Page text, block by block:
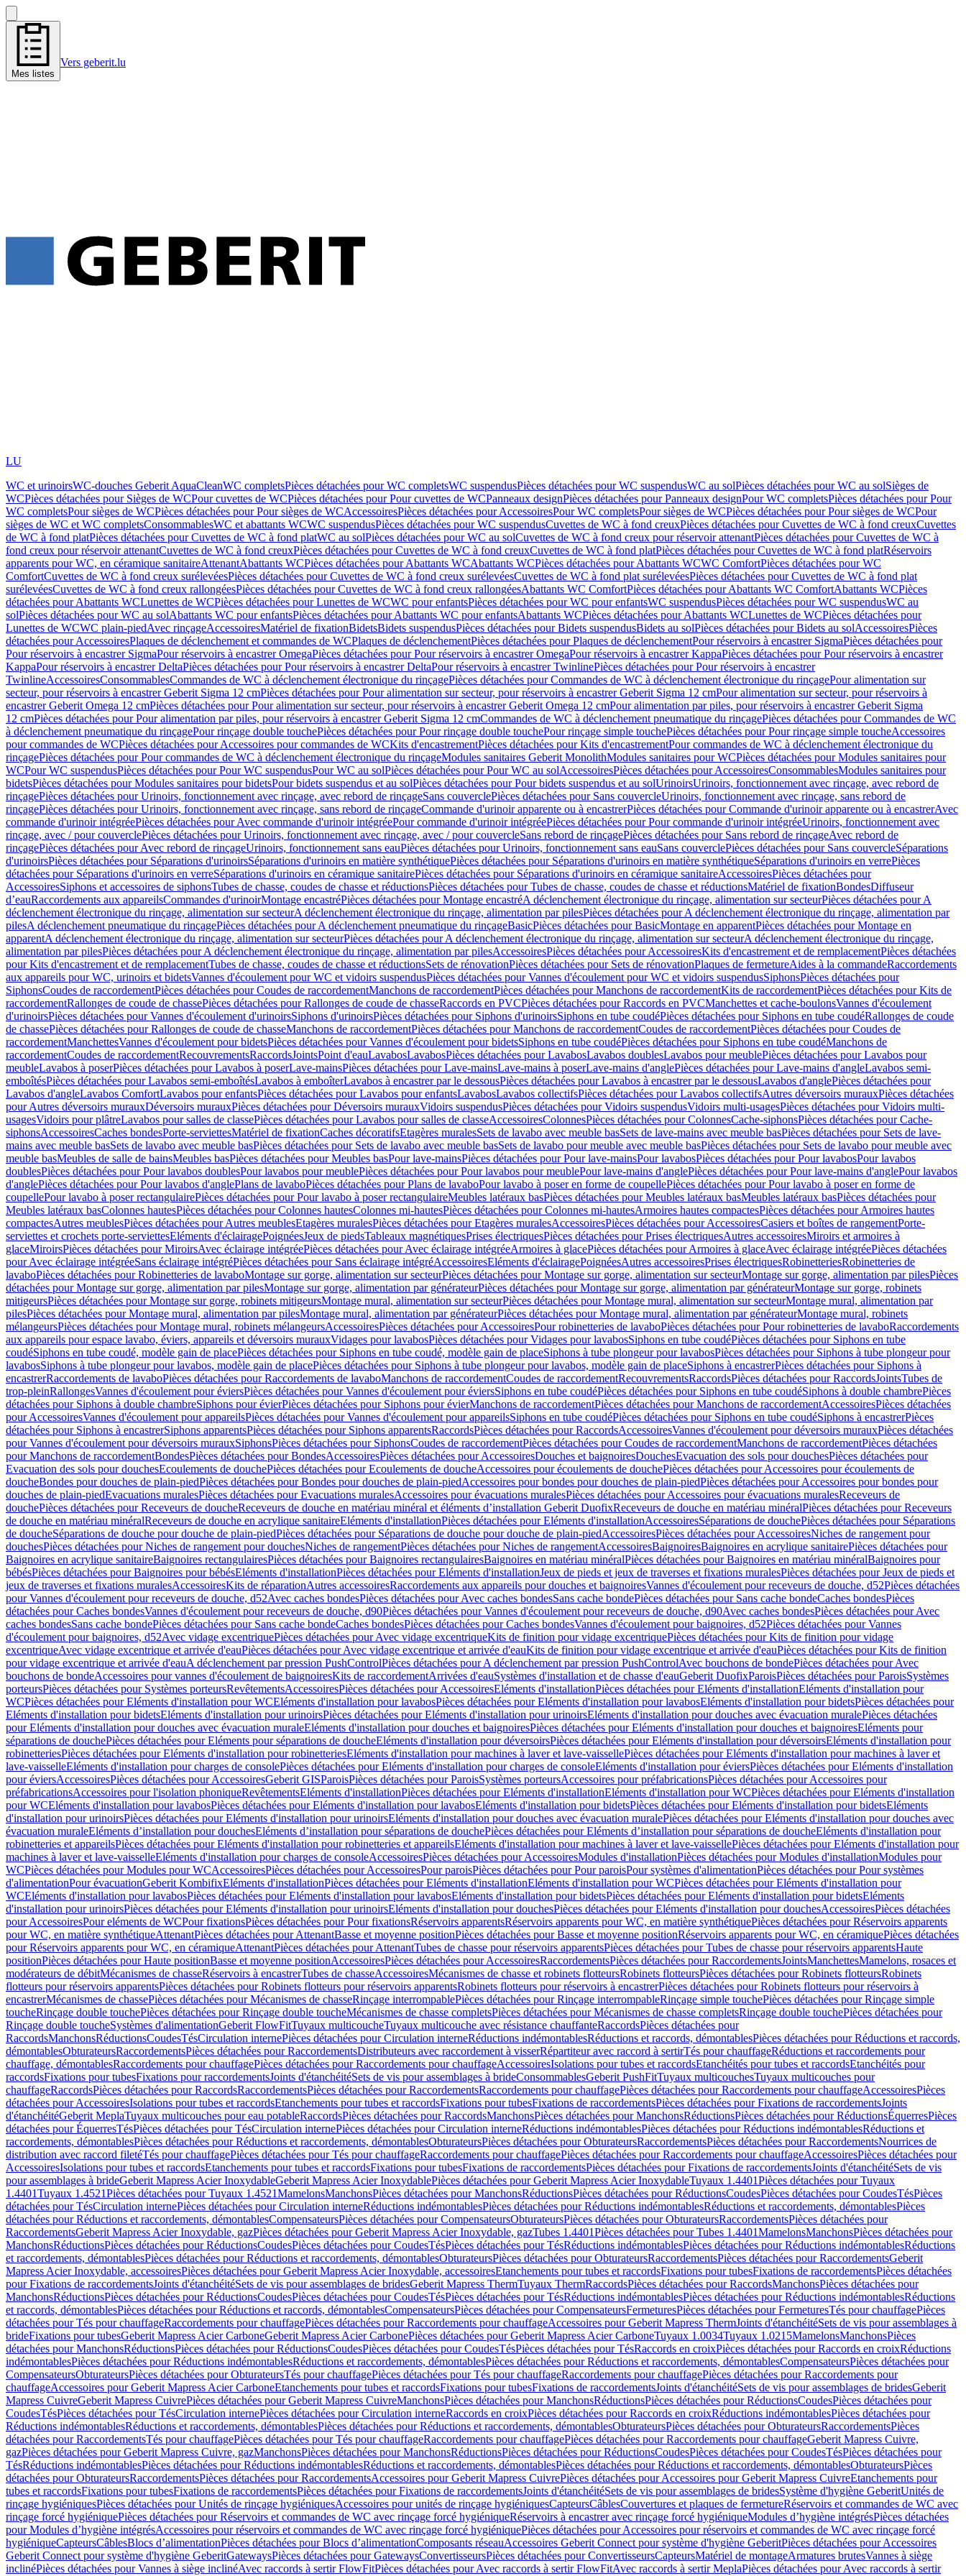
Mes listes
Vers geberit.lu
LU
WC et urinoirsWC-douches Geberit AquaCleanWC completsPièces détachées pour WC completsWC suspendusPièces détachées pour WC suspendusWC au solPièces détachées pour WC au solSièges de
WCPièces détachées pour Sièges de WCPour cuvettes de WCPièces détachées pour Pour cuvettes de WCPanneaux designPièces détachées pour Panneaux designPour WC completsPièces détachées pour Pour
WC completsPour sièges de WCPièces détachées pour Pour sièges de WCAccessoiresPièces détachées pour AccessoiresPour WC completsPour sièges de WCPièces détachées pour Pour sièges de WCPour
sièges de WC et WC completsConsommablesWC et abattants WCWC suspendusPièces détachées pour WC suspendusCuvettes de WC à fond creuxPièces détachées pour Cuvettes de WC à fond creuxCuvettes
de WC à fond platPièces détachées pour Cuvettes de WC à fond platWC au solPièces détachées pour WC au solCuvettes de WC à fond creux pour réservoir attenantPièces détachées pour Cuvettes de WC à
fond creux pour réservoir attenantCuvettes de WC à fond creuxPièces détachées pour Cuvettes de WC à fond creuxCuvettes de WC à fond platPièces détachées pour Cuvettes de WC à fond platRéservoirs
apparents pour WC, en céramique sanitaireAttenantAbattants WCPièces détachées pour Abattants WCAbattants WCPièces détachées pour Abattants WCWC ComfortPièces détachées pour WC
ComfortCuvettes de WC à fond creux surélevéesPièces détachées pour Cuvettes de WC à fond creux surélevéesCuvettes de WC à fond plat surélevéesPièces détachées pour Cuvettes de WC à fond plat
surélevéesCuvettes de WC à fond creux rallongéesPièces détachées pour Cuvettes de WC à fond creux rallongéesAbattants WC ComfortPièces détachées pour Abattants WC ComfortAbattants WCPièces
détachées pour Abattants WCLunettes de WCPièces détachées pour Lunettes de WCWC pour enfantsPièces détachées pour WC pour enfantsWC suspendusPièces détachées pour WC suspendusWC au
solPièces détachées pour WC au solAbattants WC pour enfantsPièces détachées pour Abattants WC pour enfantsAbattants WCPièces détachées pour Abattants WCLunettes de WCPièces détachées pour
Lunettes de WCWC plain-piedAvec rinçageAccessoiresMatériel de fixationBidetsBidets suspendusPièces détachées pour Bidets suspendusBidets au solPièces détachées pour Bidets au solAccessoiresPièces
détachées pour AccessoiresPlaques de déclenchement et commandes de WCPlaques de déclenchementPièces détachées pour Plaques de déclenchementPour réservoirs à encastrer SigmaPièces détachées pour
Pour réservoirs à encastrer SigmaPour réservoirs à encastrer OmegaPièces détachées pour Pour réservoirs à encastrer OmegaPour réservoirs à encastrer KappaPièces détachées pour Pour réservoirs à encastrer
KappaPour réservoirs à encastrer DeltaPièces détachées pour Pour réservoirs à encastrer DeltaPour réservoirs à encastrer TwinlinePièces détachées pour Pour réservoirs à encastrer
TwinlineAccessoiresConsommablesCommandes de WC à déclenchement électronique du rinçagePièces détachées pour Commandes de WC à déclenchement électronique du rinçagePour alimentation sur
secteur, pour réservoirs à encastrer Geberit Sigma 12 cmPièces détachées pour Pour alimentation sur secteur, pour réservoirs à encastrer Geberit Sigma 12 cmPour alimentation sur secteur, pour réservoirs à
encastrer Geberit Omega 12 cmPièces détachées pour Pour alimentation sur secteur, pour réservoirs à encastrer Geberit Omega 12 cmPour alimentation par piles, pour réservoirs à encastrer Geberit Sigma
12 cmPièces détachées pour Pour alimentation par piles, pour réservoirs à encastrer Geberit Sigma 12 cmCommandes de WC à déclenchement pneumatique du rinçagePièces détachées pour Commandes de WC
à déclenchement pneumatique du rinçagePour rinçage double touchePièces détachées pour Pour rinçage double touchePour rinçage simple touchePièces détachées pour Pour rinçage simple toucheAccessoires
pour commandes de WCPièces détachées pour Accessoires pour commandes de WCKits d'encastrementPièces détachées pour Kits d'encastrementPour commandes de WC à déclenchement électronique du
rinçagePièces détachées pour Pour commandes de WC à déclenchement électronique du rinçageModules sanitaires Geberit MonolithModules sanitaires pour WCPièces détachées pour Modules sanitaires pour
WCPour WC suspendusPièces détachées pour Pour WC suspendusPour WC au solPièces détachées pour Pour WC au solAccessoiresPièces détachées pour AccessoiresConsommablesModules sanitaires pour
bidetsPièces détachées pour Modules sanitaires pour bidetsPour bidets suspendus et au solPièces détachées pour Pour bidets suspendus et au solUrinoirsUrinoirs, fonctionnement avec rinçage, avec rebord de
rinçagePièces détachées pour Urinoirs, fonctionnement avec rinçage, avec rebord de rinçageSans couverclePièces détachées pour Sans couvercleUrinoirs, fonctionnement avec rinçage, sans rebord de
rinçagePièces détachées pour Urinoirs, fonctionnement avec rinçage, sans rebord de rinçageCommande d'urinoir apparente ou à encastrerPièces détachées pour Commande d'urinoir apparente ou à encastrerAvec
commande d'urinoir intégréePièces détachées pour Avec commande d'urinoir intégréePour commande d'urinoir intégréePièces détachées pour Pour commande d'urinoir intégréeUrinoirs, fonctionnement avec
rinçage, avec / pour couverclePièces détachées pour Urinoirs, fonctionnement avec rinçage, avec / pour couvercleSans rebord de rinçagePièces détachées pour Sans rebord de rinçageAvec rebord de
rinçagePièces détachées pour Avec rebord de rinçageUrinoirs, fonctionnement sans eauPièces détachées pour Urinoirs, fonctionnement sans eauSans couverclePièces détachées pour Sans couvercleSéparations
d'urinoirsPièces détachées pour Séparations d'urinoirsSéparations d'urinoirs en matière synthétiquePièces détachées pour Séparations d'urinoirs en matière synthétiqueSéparations d'urinoirs en verrePièces
détachées pour Séparations d'urinoirs en verreSéparations d'urinoirs en céramique sanitairePièces détachées pour Séparations d'urinoirs en céramique sanitaireAccessoiresPièces détachées pour
AccessoiresSiphons et accessoires de siphonsTubes de chasse, coudes de chasse et réductionsPièces détachées pour Tubes de chasse, coudes de chasse et réductionsMatériel de fixationBondesDiffuseur
d’eauRaccordements aux appareilsCommandes d'urinoirMontage encastréPièces détachées pour Montage encastréA déclenchement électronique du rinçage, alimentation sur secteurPièces détachées pour A
déclenchement électronique du rinçage, alimentation sur secteurA déclenchement électronique du rinçage, alimentation par pilesPièces détachées pour A déclenchement électronique du rinçage, alimentation par
pilesA déclenchement pneumatique du rinçagePièces détachées pour A déclenchement pneumatique du rinçageBasicPièces détachées pour BasicMontage en apparentPièces détachées pour Montage en
apparentA déclenchement électronique du rinçage, alimentation sur secteurPièces détachées pour A déclenchement électronique du rinçage, alimentation sur secteurA déclenchement électronique du rinçage,
alimentation par pilesPièces détachées pour A déclenchement électronique du rinçage, alimentation par pilesAccessoiresPièces détachées pour AccessoiresKits d'encastrement et de remplacementPièces détachées
pour Kits d'encastrement et de remplacementTubes de chasse, coudes de chasse et réductionsSets de rénovationPièces détachées pour Sets de rénovationPlaques de fermetureAides à la commandeRaccordements
aux appareils pour WC, urinoirs et bidetsVannes d'écoulement pour WC et vidoirs suspendusPièces détachées pour Vannes d'écoulement pour WC et vidoirs suspendusSiphonsPièces détachées pour
SiphonsCoudes de raccordementPièces détachées pour Coudes de raccordementManchons de raccordementPièces détachées pour Manchons de raccordementKits de raccordementPièces détachées pour Kits de
raccordementRallonges de coude de chassePièces détachées pour Rallonges de coude de chasseRaccords en PVCPièces détachées pour Raccords en PVCManchettes et cache-boulonsVannes d'écoulement
d'urinoirsPièces détachées pour Vannes d'écoulement d'urinoirsSiphons d'urinoirsPièces détachées pour Siphons d'urinoirsSiphons en tube coudéPièces détachées pour Siphons en tube coudéRallonges de coude
de chassePièces détachées pour Rallonges de coude de chasseManchons de raccordementPièces détachées pour Manchons de raccordementCoudes de raccordementPièces détachées pour Coudes de
raccordementManchettesVannes d'écoulement pour bidetsPièces détachées pour Vannes d'écoulement pour bidetsSiphons en tube coudéPièces détachées pour Siphons en tube coudéManchons de
raccordementCoudes de raccordementRecouvrementsRaccordsJointsPoint d'eauLavabosLavabosPièces détachées pour LavabosLavabos doublesLavabos pour meublePièces détachées pour Lavabos pour
meubleLavabos à poserPièces détachées pour Lavabos à poserLave-mainsPièces détachées pour Lave-mainsLave-mains à poserLave-mains d'anglePièces détachées pour Lave-mains d'angleLavabos semi-
emboîtésPièces détachées pour Lavabos semi-emboîtésLavabos à emboîterLavabos à encastrer par le dessousPièces détachées pour Lavabos à encastrer par le dessousLavabos d'anglePièces détachées pour
Lavabos d'angleLavabos ComfortLavabos pour enfantsPièces détachées pour Lavabos pour enfantsLavabosLavabos collectifsPièces détachées pour Lavabos collectifsAutres déversoirs murauxPièces détachées
pour Autres déversoirs murauxDéversoirs murauxPièces détachées pour Déversoirs murauxVidoirs suspendusPièces détachées pour Vidoirs suspendusVidoirs multi-usagesPièces détachées pour Vidoirs multi-
usagesVidoirs pour plâtreLavabos pour salles de classePièces détachées pour Lavabos pour salles de classeAccessoiresColonnesPièces détachées pour ColonnesCache-siphonsPièces détachées pour Cache-
siphonsAccessoiresCaches bondesPorte-serviettesMatériel de fixationCaches décoratifsEtagères muralesSets de lavabo avec meuble basSets de lave-mains avec meuble basPièces détachées pour Sets de lave-
mains avec meuble basSets de lavabo avec meuble basPièces détachées pour Sets de lavabo avec meuble basSets de lavabo pour meuble avec meuble basPièces détachées pour Sets de lavabo pour meuble avec
meuble basMeubles de salle de bainsMeubles basPièces détachées pour Meubles basPour lave-mainsPièces détachées pour Pour lave-mainsPour lavabosPièces détachées pour Pour lavabosPour lavabos
doublesPièces détachées pour Pour lavabos doublesPour lavabos pour meublePièces détachées pour Pour lavabos pour meublePour lave-mains d'anglePièces détachées pour Pour lave-mains d'anglePour lavabos
d'anglePièces détachées pour Pour lavabos d'anglePlans de lavaboPièces détachées pour Plans de lavaboPour lavabo à poser en forme de coupellePièces détachées pour Pour lavabo à poser en forme de
coupellePour lavabo à poser rectangulairePièces détachées pour Pour lavabo à poser rectangulaireMeubles latéraux basPièces détachées pour Meubles latéraux basMeubles latéraux basPièces détachées pour
Meubles latéraux basColonnes hautesPièces détachées pour Colonnes hautesColonnes mi-hautesPièces détachées pour Colonnes mi-hautesArmoires hautes compactesPièces détachées pour Armoires hautes
compactesAutres meublesPièces détachées pour Autres meublesEtagères muralesPièces détachées pour Etagères muralesAccessoiresPièces détachées pour AccessoiresCasiers et boîtes de rangementPorte-
serviettes et crochets porte-serviettesEléments d'éclairagePoignéesJeux de piedsTableaux magnétiquesPrises électriquesPièces détachées pour Prises électriquesAutres accessoiresMiroirs et armoires à
glaceMiroirsPièces détachées pour MiroirsAvec éclairage intégréePièces détachées pour Avec éclairage intégréeArmoires à glacePièces détachées pour Armoires à glaceAvec éclairage intégréePièces détachées
pour Avec éclairage intégréeSans éclairage intégréPièces détachées pour Sans éclairage intégréAccessoiresEléments d'éclairagePoignéesAutres accessoiresPrises électriquesRobinetteriesRobinetteries de
lavaboPièces détachées pour Robinetteries de lavaboMontage sur gorge, alimentation sur secteurPièces détachées pour Montage sur gorge, alimentation sur secteurMontage sur gorge, alimentation par pilesPièces
détachées pour Montage sur gorge, alimentation par pilesMontage sur gorge, alimentation par générateurPièces détachées pour Montage sur gorge, alimentation par générateurMontage sur gorge, robinets
mitigeursPièces détachées pour Montage sur gorge, robinets mitigeursMontage mural, alimentation sur secteurPièces détachées pour Montage mural, alimentation sur secteurMontage mural, alimentation par
pilesPièces détachées pour Montage mural, alimentation par pilesMontage mural, alimentation par générateurPièces détachées pour Montage mural, alimentation par générateurMontage mural, robinets
mélangeursPièces détachées pour Montage mural, robinets mélangeursAccessoiresPièces détachées pour AccessoiresPour robinetteries de lavaboPièces détachées pour Pour robinetteries de lavaboRaccordements
aux appareils pour espace lavabo, éviers, appareils et déversoirs murauxVidages pour lavabosPièces détachées pour Vidages pour lavabosSiphons en tube coudéPièces détachées pour Siphons en tube
coudéSiphons en tube coudé, modèle gain de placePièces détachées pour Siphons en tube coudé, modèle gain de placeSiphons à tube plongeur pour lavabosPièces détachées pour Siphons à tube plongeur pour
lavabosSiphons à tube plongeur pour lavabos, modèle gain de placePièces détachées pour Siphons à tube plongeur pour lavabos, modèle gain de placeSiphons à encastrerPièces détachées pour Siphons à
encastrerRaccordements de lavaboPièces détachées pour Raccordements de lavaboManchons de raccordementCoudes de raccordementRecouvrementsRaccordsPièces détachées pour RaccordsJointsTubes de
trop-pleinRallongesVannes d'écoulement pour éviersPièces détachées pour Vannes d'écoulement pour éviersSiphons en tube coudéPièces détachées pour Siphons en tube coudéSiphons à double chambrePièces
détachées pour Siphons à double chambreSiphons pour évierPièces détachées pour Siphons pour évierManchons de raccordementPièces détachées pour Manchons de raccordementAccessoiresPièces détachées
pour AccessoiresVannes d'écoulement pour appareilsPièces détachées pour Vannes d'écoulement pour appareilsSiphons en tube coudéPièces détachées pour Siphons en tube coudéSiphons à encastrerPièces
détachées pour Siphons à encastrerSiphons apparentsPièces détachées pour Siphons apparentsRaccordsPièces détachées pour RaccordsAccessoiresVannes d'écoulement pour déversoirs murauxPièces détachées
pour Vannes d'écoulement pour déversoirs murauxSiphonsPièces détachées pour SiphonsCoudes de raccordementPièces détachées pour Coudes de raccordementManchons de raccordementPièces détachées
pour Manchons de raccordementBondesPièces détachées pour BondesAccessoiresPièces détachées pour AccessoiresDouches et baignoiresDouchesEvacuation des sols pour douchesPièces détachées pour
Evacuation des sols pour douchesEcoulements de douchePièces détachées pour Ecoulements de doucheAccessoires pour écoulements de douchePièces détachées pour Accessoires pour écoulements de
doucheBondes pour douches de plain-piedPièces détachées pour Bondes pour douches de plain-piedAccessoires pour bondes pour douches de plain-piedPièces détachées pour Accessoires pour bondes pour
douches de plain-piedEvacuations muralesPièces détachées pour Evacuations muralesAccessoires pour évacuations muralesPièces détachées pour Accessoires pour évacuations muralesReceveurs de
douchePièces détachées pour Receveurs de doucheReceveurs de douche en matériau minéral et éléments d’installation Geberit DuofixReceveurs de douche en matériau minéralPièces détachées pour Receveurs
de douche en matériau minéralReceveurs de douche en acrylique sanitaireEléments d'installationPièces détachées pour Eléments d'installationAccessoiresSéparations de douchePièces détachées pour Séparations
de doucheSéparations de douche pour douche de plain-piedPièces détachées pour Séparations de douche pour douche de plain-piedAccessoiresPièces détachées pour AccessoiresNiches de rangement pour
douchesPièces détachées pour Niches de rangement pour douchesNiches de rangementPièces détachées pour Niches de rangementAccessoiresBaignoiresBaignoires en acrylique sanitairePièces détachées pour
Baignoires en acrylique sanitaireBaignoires rectangulairesPièces détachées pour Baignoires rectangulairesBaignoires en matériau minéralPièces détachées pour Baignoires en matériau minéralBaignoires pour
bébésPièces détachées pour Baignoires pour bébésEléments d'installationPièces détachées pour Eléments d'installationJeux de pieds et jeux de traverses et fixations muralesPièces détachées pour Jeux de pieds et
jeux de traverses et fixations muralesAccessoiresKits de réparationAutres accessoiresRaccordements aux appareils pour douches et baignoiresVannes d'écoulement pour receveurs de douche, d52Pièces détachées
pour Vannes d'écoulement pour receveurs de douche, d52Avec caches bondesPièces détachées pour Avec caches bondesSans cache bondePièces détachées pour Sans cache bondeCaches bondesPièces
détachées pour Caches bondesVannes d'écoulement pour receveurs de douche, d90Pièces détachées pour Vannes d'écoulement pour receveurs de douche, d90Avec caches bondesPièces détachées pour Avec
caches bondesSans cache bondePièces détachées pour Sans cache bondeCaches bondesPièces détachées pour Caches bondesVannes d'écoulement pour baignoires, d52Pièces détachées pour Vannes
d'écoulement pour baignoires, d52Avec vidage excentriquePièces détachées pour Avec vidage excentriqueKits de finition pour vidage excentriquePièces détachées pour Kits de finition pour vidage
excentriqueAvec vidage excentrique et arrivée d'eauPièces détachées pour Avec vidage excentrique et arrivée d'eauKits de finition pour vidage excentrique et arrivée d'eauPièces détachées pour Kits de finition
pour vidage excentrique et arrivée d'eauA déclenchement par pression PushControlPièces détachées pour A déclenchement par pression PushControlAvec bouchons de bondePièces détachées pour Avec
bouchons de bondeAccessoires pour vannes d'écoulement de baignoiresKits de raccordementArrivées d'eauSystèmes d'installation et de chasse d'eauGeberit DuofixParoisPièces détachées pour ParoisSystèmes
porteursPièces détachées pour Systèmes porteursRevêtementsAccessoiresPièces détachées pour AccessoiresEléments d'installationPièces détachées pour Eléments d'installationEléments d'installation pour
WCPièces détachées pour Eléments d'installation pour WCEléments d'installation pour lavabosPièces détachées pour Eléments d'installation pour lavabosEléments d'installation pour bidetsPièces détachées pour
Eléments d'installation pour bidetsEléments d'installation pour urinoirsPièces détachées pour Eléments d'installation pour urinoirsEléments d'installation pour douches avec évacuation muralePièces détachées
pour Eléments d'installation pour douches avec évacuation muraleEléments d'installation pour douches et baignoiresPièces détachées pour Eléments d'installation pour douches et baignoiresEléments pour
séparations de douchePièces détachées pour Eléments pour séparations de doucheEléments d'installation pour déversoirsPièces détachées pour Eléments d'installation pour déversoirsEléments d'installation pour
robinetteriesPièces détachées pour Eléments d'installation pour robinetteriesEléments d'installation pour machines à laver et lave-vaissellePièces détachées pour Eléments d'installation pour machines à laver et
lave-vaisselleEléments d'installation pour charges de consolePièces détachées pour Eléments d'installation pour charges de consoleEléments d'installation pour éviersPièces détachées pour Eléments d'installation
pour éviersAccessoiresPièces détachées pour AccessoiresGeberit GISParoisPièces détachées pour ParoisSystèmes porteursAccessoires pour préfabricationsPièces détachées pour Accessoires pour
préfabricationsAccessoires pour l'isolation phoniqueRevêtementsEléments d'installationPièces détachées pour Eléments d'installationEléments d'installation pour WCPièces détachées pour Eléments d'installation
pour WCEléments d'installation pour lavabosPièces détachées pour Eléments d'installation pour lavabosEléments d'installation pour bidetsPièces détachées pour Eléments d'installation pour bidetsEléments
d'installation pour urinoirsPièces détachées pour Eléments d'installation pour urinoirsEléments d'installation pour douches avec évacuation muralePièces détachées pour Eléments d'installation pour douches avec
évacuation muraleEléments d’installation pour douchesEléments d’installation pour séparations de douchePièces détachées pour Eléments d’installation pour séparations de doucheEléments d'installation pour
robinetteries et appareilsPièces détachées pour Eléments d'installation pour robinetteries et appareilsEléments d'installation pour machines à laver et lave-vaissellePièces détachées pour Eléments d'installation pour
machines à laver et lave-vaisselleEléments d'installation pour charges de consoleAccessoiresPièces détachées pour AccessoiresModules d'installationPièces détachées pour Modules d'installationModules pour
WCPièces détachées pour Modules pour WCAccessoiresPièces détachées pour AccessoiresPour paroisPièces détachées pour Pour paroisPour systèmes d'alimentationPièces détachées pour Pour systèmes
d'alimentationPour évacuationGeberit KombifixEléments d'installationPièces détachées pour Eléments d'installationEléments d'installation pour WCPièces détachées pour Eléments d'installation pour
WCEléments d'installation pour lavabosPièces détachées pour Eléments d'installation pour lavabosEléments d'installation pour bidetsPièces détachées pour Eléments d'installation pour bidetsEléments
d'installation pour urinoirsPièces détachées pour Eléments d'installation pour urinoirsEléments d'installation pour douchesPièces détachées pour Eléments d'installation pour douchesAccessoiresPièces détachées
pour AccessoiresPour eléments de WCPour fixationsPièces détachées pour Pour fixationsRéservoirs apparentsRéservoirs apparents pour WC, en matière synthétiquePièces détachées pour Réservoirs apparents
pour WC, en matière synthétiqueAttenantPièces détachées pour AttenantBasse et moyenne positionPièces détachées pour Basse et moyenne positionRéservoirs apparents pour WC, en céramiquePièces détachées
pour Réservoirs apparents pour WC, en céramiqueAttenantPièces détachées pour AttenantTubes de chasse pour réservoirs apparentsPièces détachées pour Tubes de chasse pour réservoirs apparentsHaute
positionPièces détachées pour Haute positionBasse et moyenne positionAccessoiresPièces détachées pour AccessoiresRaccordementsPièces détachées pour RaccordementsJointsManchettesMamelons, rosaces et
modérateurs de débitMécanismes de chasseRéservoirs à encastrerTubes de chasseAccessoiresMécanismes de chasse et robinets flotteursRobinets flotteursPièces détachées pour Robinets flotteursRobinets
flotteurs pour réservoirs apparentsPièces détachées pour Robinets flotteurs pour réservoirs apparentsRobinets flotteurs pour réservoirs à encastrerPièces détachées pour Robinets flotteurs pour réservoirs à
encastrerMécanismes de chassePièces détachées pour Mécanismes de chasseRinçage interrompablePièces détachées pour Rinçage interrompableRinçage simple touchePièces détachées pour Rinçage simple
toucheRinçage double touchePièces détachées pour Rinçage double toucheMécanismes de chasse completsPièces détachées pour Mécanismes de chasse completsRinçage double touchePièces détachées pour
Rinçage double toucheSystèmes d'alimentationGeberit FlowFitTuyaux multicoucheTuyaux multicouche avec résistance chauffanteRaccordsPièces détachées pour
RaccordsManchonsRéductionsCoudesTésCirculation internePièces détachées pour Circulation interneRéductions indémontablesRéductions et raccords, démontablesPièces détachées pour Réductions et raccords,
démontablesObturateursRaccordementsPièces détachées pour RaccordementsDistributeurs avec raccordement à visserRépartiteur avec raccord à sertirTés pour chauffageRéductions et raccordements pour
chauffage, démontablesRaccordements pour chauffagePièces détachées pour Raccordements pour chauffageAccessoiresIsolations pour tubes et raccordsEtanchéités pour tubes et raccordsEtanchéités pour
raccordsFixations pour tubesFixations pour raccordementsJoints d'étanchéitéSets de vis pour assemblages à brideConsommablesGeberit PushFitTuyaux multicouchesTuyaux multicouches pour
chauffageRaccordsPièces détachées pour RaccordsRaccordementsPièces détachées pour RaccordementsRaccordements pour chauffagePièces détachées pour Raccordements pour chauffageAccessoiresPièces
détachées pour AccessoiresIsolations pour tubes et raccordsEtanchements pour tubes et raccordsFixations pour tubesFixations de raccordementsPièces détachées pour Fixations de raccordementsJoints
d'étanchéitéGeberit MeplaTuyaux multicouches pour eau potableRaccordsPièces détachées pour RaccordsManchonsPièces détachées pour ManchonsRéductionsPièces détachées pour RéductionsÉquerresPièces
détachées pour ÉquerresTésPièces détachées pour TésCirculation internePièces détachées pour Circulation interneRéductions indémontablesPièces détachées pour Réductions indémontablesRéductions et
raccordements, démontablesPièces détachées pour Réductions et raccordements, démontablesObturateursPièces détachées pour ObturateursRaccordementsPièces détachées pour RaccordementsNourrices de
distribution avec raccord filetéTés pour chauffagePièces détachées pour Tés pour chauffageRaccordements pour chauffagePièces détachées pour Raccordements pour chauffageAccessoiresPièces détachées pour
AccessoiresIsolations pour tubes et raccordsEtanchements pour tubes et raccordsFixations pour tubesFixations de raccordementsPièces détachées pour Fixations de raccordementsJoints d'étanchéitéSets de vis
pour assemblages à brideGeberit Mapress Acier InoxydableGeberit Mapress Acier InoxydablePièces détachées pour Geberit Mapress Acier InoxydableTuyaux 1.4401Pièces détachées pour Tuyaux
1.4401Tuyaux 1.4521Pièces détachées pour Tuyaux 1.4521MamelonsManchonsPièces détachées pour ManchonsRéductionsPièces détachées pour RéductionsCoudesPièces détachées pour CoudesTésPièces
détachées pour TésCirculation internePièces détachées pour Circulation interneRéductions indémontablesPièces détachées pour Réductions indémontablesRéductions et raccordements, démontablesPièces
détachées pour Réductions et raccordements, démontablesCompensateursPièces détachées pour CompensateursObturateursPièces détachées pour ObturateursRaccordementsPièces détachées pour
RaccordementsGeberit Mapress Acier Inoxydable, gazPièces détachées pour Geberit Mapress Acier Inoxydable, gazTubes 1.4401Pièces détachées pour Tubes 1.4401MamelonsManchonsPièces détachées pour
ManchonsRéductionsPièces détachées pour RéductionsCoudesPièces détachées pour CoudesTésPièces détachées pour TésRéductions indémontablesPièces détachées pour Réductions indémontablesRéductions
et raccordements, démontablesPièces détachées pour Réductions et raccordements, démontablesObturateursPièces détachées pour ObturateursRaccordementsPièces détachées pour RaccordementsGeberit
Mapress Acier Inoxydable, accessoiresPièces détachées pour Geberit Mapress Acier Inoxydable, accessoiresEtanchements pour tubes et raccordsFixations pour tubesFixations de raccordementsPièces détachées
pour Fixations de raccordementsJoints d'étanchéitéSets de vis pour assemblages de bridesGeberit Mapress ThermTuyaux ThermRaccordsPièces détachées pour RaccordsManchonsPièces détachées pour
ManchonsRéductionsPièces détachées pour RéductionsCoudesPièces détachées pour CoudesTésPièces détachées pour TésRéductions indémontablesPièces détachées pour Réductions indémontablesRéductions
et raccords, démontablesPièces détachées pour Réductions et raccords, démontablesCompensateursPièces détachées pour CompensateursFermeturesPièces détachées pour FermeturesTés pour chauffagePièces
détachées pour Tés pour chauffageRaccordements pour chauffagePièces détachées pour Raccordements pour chauffageAccessoires pour Geberit Mapress ThermJoints d'étanchéitéSets de vis pour assemblages à
brideFixations pour tubesGeberit Mapress Acier CarboneGeberit Mapress Acier CarbonePièces détachées pour Geberit Mapress Acier CarboneTuyaux 1.0034Tuyaux 1.0215MamelonsManchonsPièces
détachées pour ManchonsRéductionsPièces détachées pour RéductionsCoudesPièces détachées pour CoudesTésPièces détachées pour TésRaccords en croixPièces détachées pour Raccords en croixRéductions
indémontablesPièces détachées pour Réductions indémontablesRéductions et raccordements, démontablesPièces détachées pour Réductions et raccordements, démontablesCompensateursPièces détachées pour
CompensateursObturateursPièces détachées pour ObturateursTés pour chauffagePièces détachées pour Tés pour chauffageRaccordements pour chauffagePièces détachées pour Raccordements pour
chauffageAccessoires pour Geberit Mapress Acier CarboneEtanchements pour tubes et raccordsFixations pour tubesFixations de raccordementsJoints d'étanchéitéSets de vis pour assemblages de bridesGeberit
Mapress CuivreGeberit Mapress CuivrePièces détachées pour Geberit Mapress CuivreManchonsPièces détachées pour ManchonsRéductionsPièces détachées pour RéductionsCoudesPièces détachées pour
CoudesTésPièces détachées pour TésCirculation internePièces détachées pour Circulation interneRaccords en croixPièces détachées pour Raccords en croixRéductions indémontablesPièces détachées pour
Réductions indémontablesRéductions et raccordements, démontablesPièces détachées pour Réductions et raccordements, démontablesObturateursPièces détachées pour ObturateursRaccordementsPièces
détachées pour RaccordementsTés pour chauffagePièces détachées pour Tés pour chauffageRaccordements pour chauffagePièces détachées pour Raccordements pour chauffageGeberit Mapress Cuivre,
gazPièces détachées pour Geberit Mapress Cuivre, gazManchonsPièces détachées pour ManchonsRéductionsPièces détachées pour RéductionsCoudesPièces détachées pour CoudesTésPièces détachées pour
TésRéductions indémontablesPièces détachées pour Réductions indémontablesRéductions et raccordements, démontablesPièces détachées pour Réductions et raccordements, démontablesObturateursPièces
détachées pour ObturateursRaccordementsPièces détachées pour RaccordementsAccessoires pour Geberit Mapress CuivrePièces détachées pour Accessoires pour Geberit Mapress CuivreEtanchements pour
tubes et raccordsFixations pour tubesFixations de raccordementsPièces détachées pour Fixations de raccordementsJoints d'étanchéitéSets de vis pour assemblages de bridesSystème d'hygiène GeberitUnités de
rinçage hygiéniquesPièces détachées pour Unités de rinçage hygiéniquesAccessoires pour unités de rinçage hygiéniquesCapteursCâblesCouvertures et plaques de fermetureRéservoirs et commandes de WC avec
rinçage forcé hygiéniquePièces détachées pour Réservoirs et commandes de WC avec rinçage forcé hygiéniqueRéservoirs à encastrer avec rinçage forcé hygiéniqueModules d’hygiène intégrésPièces détachées
pour Modules d’hygiène intégrésAccessoires pour réservoirs et commandes de WC avec rinçage forcé hygiéniquePièces détachées pour Accessoires pour réservoirs et commandes de WC avec rinçage forcé
hygiéniqueCapteursCâblesBlocs d’alimentationPièces détachées pour Blocs d’alimentationComposants réseauAccessoires Geberit Connect pour système d'hygiène GeberitPièces détachées pour Accessoires
Geberit Connect pour système d'hygiène GeberitGatewaysPièces détachées pour GatewaysConvertisseursPièces détachées pour ConvertisseursCapteursMatériel de montageArmatures brutesVannes à siège
inclinéPièces détachées pour Vannes à siège inclinéAvec raccords à sertir FlowFitPièces détachées pour Avec raccords à sertir FlowFitAvec raccords à sertir MeplaPièces détachées pour Avec raccords à sertir